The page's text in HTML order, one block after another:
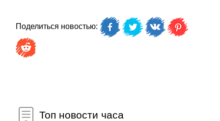
Поделиться новостью:
Топ новости часа